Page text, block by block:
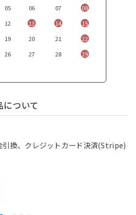
05 06 07
08
12 13 14
15
19 20 21
22
26 27 28
29
ついて
引換、クレジットカード決済(Stripe)